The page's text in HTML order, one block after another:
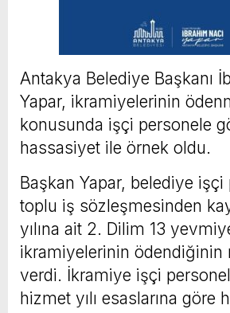
Antakya Belediye Başkanı
Yapar, ikramiyelerinin
konusunda işçi personele
hassasiyet ile örnek oldu.
Başkan Yapar, belediye işçi
toplu iş sözleşmesinden
yılına ait 2. Dilim 13
ikramiyelerinin ödendiğinin
verdi. İkramiye işçi
hizmet yılı esaslarına göre